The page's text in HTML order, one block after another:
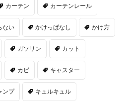
カーテン カーテンレール
ない かけっぱなし かけ方
ガソリン カット
カビ キャスター
ンプ キュルキュル